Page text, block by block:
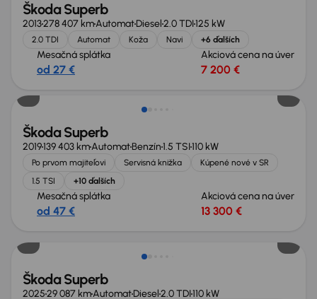
Škoda Superb
2013278 407 kmAutomatDiesel2.0 TDI125 kW
2.0 TDI Automat Koža Navi +6 ďalších
Mesačná splátka
od 27 €
Akciová cena na úver
7 200 €
Zlacnené o 2 000 €
Škoda Superb
2019139 403 kmAutomatBenzín1.5 TSI110 kW
Po prvom majiteľovi Servisná knižka
Kúpené nové v SR
1.5 TSI
+10 ďalších
Mesačná splátka
od 47 €
Akciová cena na úver
13 300 €
Škoda Superb
202529 087 kmAutomatDiesel2.0 TDI110 kW